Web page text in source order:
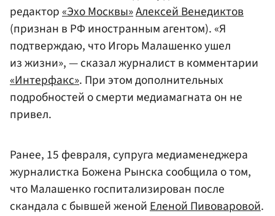
редактор«Эхо Москвы»Алексей Венедиктов
(признан в РФ иностранным агентом). «Я
подтверждаю, что Игорь Малашенко ушел
из жизни», — сказал журналист в комментарии
«Интерфакс». При этом дополнительных
подробностей о смерти медиамагната он не
привел.
Ранее, 15 февраля, супруга медиаменеджера
журналистка Божена Рынска сообщила о том,
что Малашенко госпитализирован после
скандала с бывшей женойЕленой Пивоваровой.